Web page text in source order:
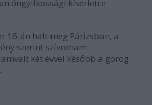
öngyilkossági kísérletre
16-án halt meg Párizsban, a
szerint szívroham
két évvel később a görög